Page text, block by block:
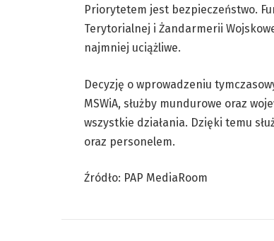
Priorytetem jest bezpieczeństwo.
Terytorialnej i Żandarmerii
najmniej uciążliwe.
Decyzję o wprowadzeniu
MSWiA, służby mundurowe oraz
wszystkie działania. Dzięki temu
oraz personelem.
Źródło: PAP MediaRoom